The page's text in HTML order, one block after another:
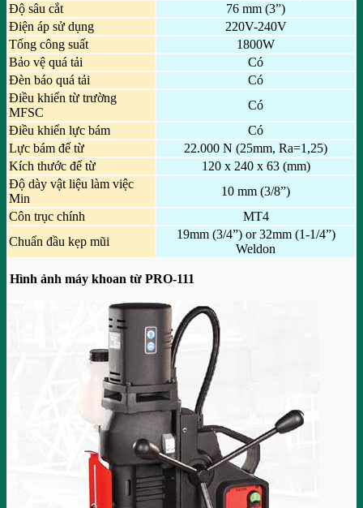
Độ sâu cắt
76 mm (3”)
Điện áp sử dụng
220V-240V
Tổng công suất
1800W
Bảo vệ quá tải
Có
Đèn báo quá tải
Có
Điều khiển từ trường
MFSC
Có
Điều khiển lực bám
Có
Lực bám đế từ
22.000 N (25mm, Ra=1,25)
Kích thước đế từ
120 x 240 x 63 (mm)
Độ dày vật liệu làm việc
Min
10 mm (3/8”)
Côn trục chính
MT4
Chuẩn đầu kẹp mũi
19mm (3/4”) or 32mm (1-1/4”)
Weldon
Hình ảnh máy khoan từ PRO-111